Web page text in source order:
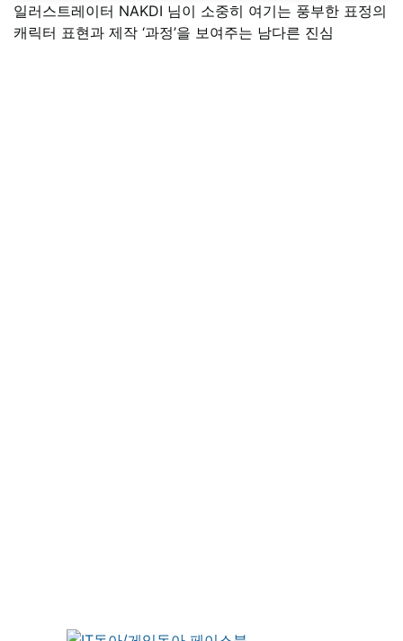
일러스트레이터 NAKDI 님이 소중히 여기는 풍부한 표정의
캐릭터 표현과 제작 ‘과정’을 보여주는 남다른 진심